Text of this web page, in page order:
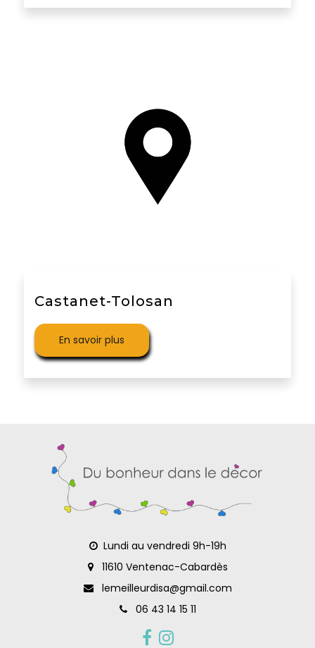
Castanet-Tolosan
En savoir plus
Lundi au vendredi 9h-19h
11610 Ventenac-Cabardès
lemeilleurdisa@gmail.com
06 43 14 15 11